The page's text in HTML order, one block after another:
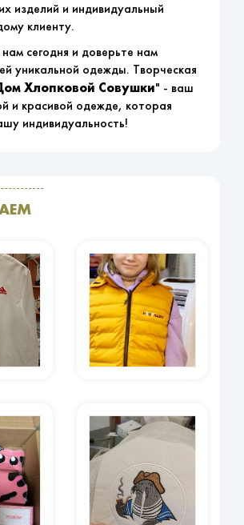
изделий и индивидуальный
клиенту.
сегодня и доверьте нам
уникальной одежды. Творческая
Хлопковой Совушки" - ваш
и красивой одежде, которая
индивидуальность!